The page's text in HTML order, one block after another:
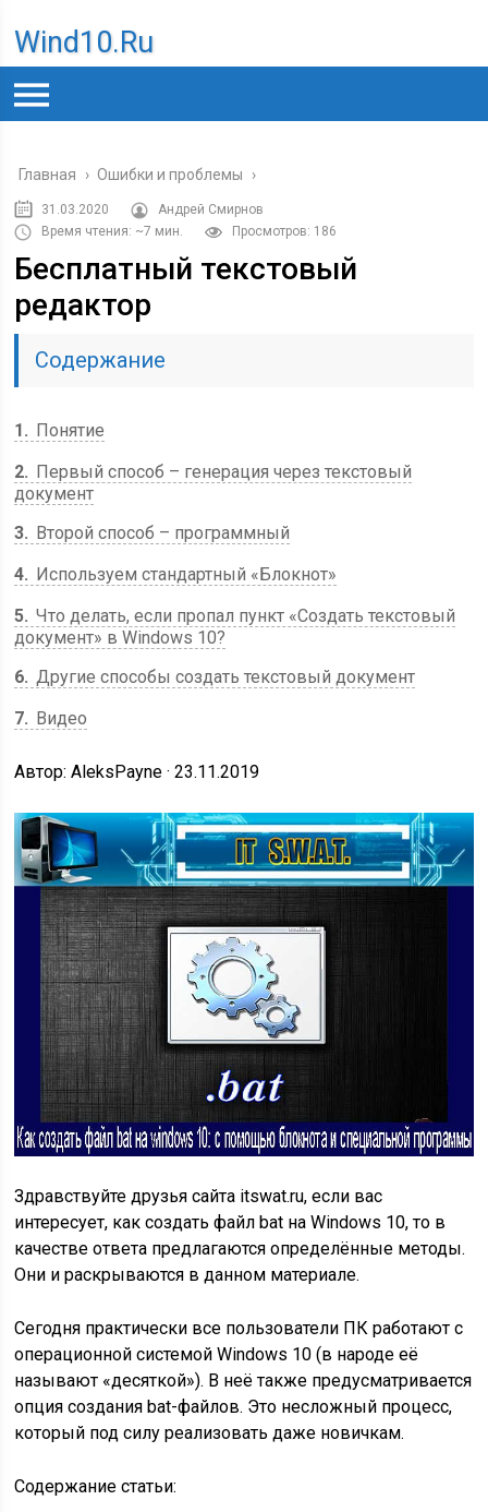
Wind10.ru
Главная › Ошибки и проблемы ›
31.03.2020
Андрей Смирнов
Время чтения: ~7 мин.
Просмотров: 186
Бесплатный текстовый
редактор
Содержание
1
Понятие
2
Первый способ – генерация через текстовый
документ
3
Второй способ – программный
4
Используем стандартный «Блокнот»
5 Что делать, если пропал пункт «Создать текстовый
документ» в Windows 10?
6 Другие способы создать текстовый документ
7
Видео
Автор: AleksPayne · 23.11.2019
Здравствуйте друзья сайта itswat.ru, если вас
интересует, как создать файл bat на Windows 10, то в
качестве ответа предлагаются определённые методы.
Они и раскрываются в данном материале.
Сегодня практически все пользователи ПК работают с
операционной системой Windows 10 (в народе её
называют «десяткой»). В неё также предусматривается
опция создания bat-файлов. Это несложный процесс,
который под силу реализовать даже новичкам.
Содержание статьи: